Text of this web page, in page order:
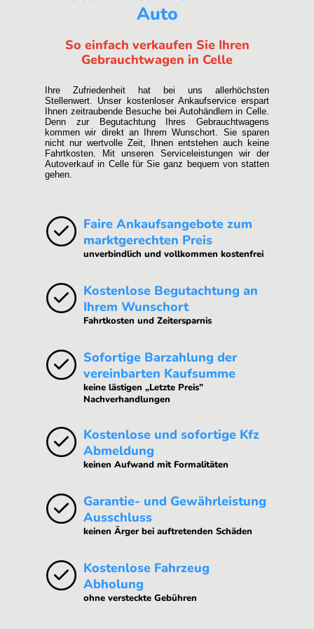
Auto
So einfach verkaufen Sie Ihren
Gebrauchtwagen in Celle
Ihre Zufriedenheit hat bei uns allerhöchsten
Stellenwert. Unser kostenloser Ankaufservice erspart
Ihnen zeitraubende Besuche bei Autohändlern in Celle.
Denn zur Begutachtung Ihres Gebrauchtwagens
kommen wir direkt an Ihrem Wunschort. Sie sparen
nicht nur wertvolle Zeit, Ihnen entstehen auch keine
Fahrtkosten. Mit unseren Serviceleistungen wir der
Autoverkauf in Celle für Sie ganz bequem von statten
gehen.
Faire Ankaufsangebote zum
marktgerechten Preis
unverbindlich und vollkommen kostenfrei
Kostenlose Begutachtung an
Ihrem Wunschort
Fahrtkosten und Zeitersparnis
Sofortige Barzahlung der
vereinbarten Kaufsumme
keine lästigen „Letzte Preis”
Nachverhandlungen
Kostenlose und sofortige Kfz
Abmeldung
keinen Aufwand mit Formalitäten
Garantie- und Gewährleistung
Ausschluss
keinen Ärger bei auftretenden Schäden
Kostenlose Fahrzeug
Abholung
ohne versteckte Gebühren